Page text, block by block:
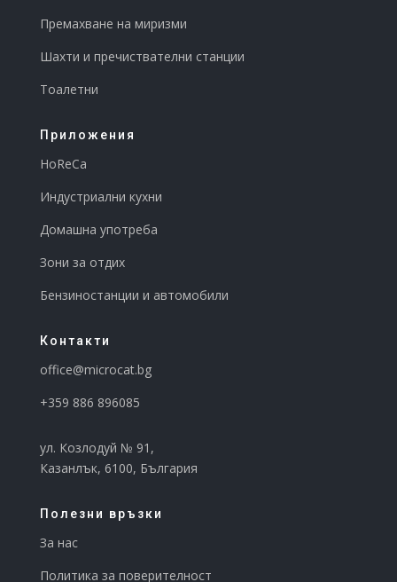
Премахване на миризми
Шахти и пречиствателни станции
Тоалетни
Приложения
HoReCa
Индустриални кухни
Домашна употреба
Зони за отдих
Бензиностанции и автомобили
Контакти
office@microcat.bg
+359 886 896085
ул. Козлодуй № 91,
Казанлък, 6100, България
Полезни връзки
За нас
Политика за поверителност